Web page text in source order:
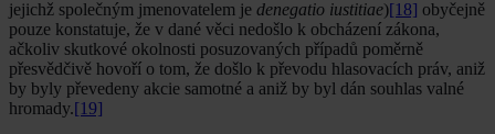
jejichž společným jmenovatelem je denegatio iustitiae)[18] obyčejně
pouze konstatuje, že v dané věci nedošlo k obcházení zákona,
ačkoliv skutkové okolnosti posuzovaných případů poměrně
přesvědčivě hovoří o tom, že došlo k převodu hlasovacích práv, aniž
by byly převedeny akcie samotné a aniž by byl dán souhlas valné
hromady.[19]